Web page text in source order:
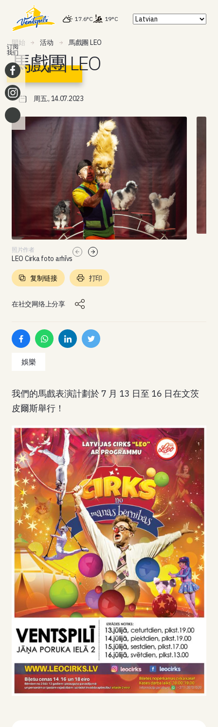
17.6°C 19°C
開始 活动 馬戲團 LEO
馬戲團 LEO
周五., 14.07.2023
照片作者
LEO Cirka foto arhīvs
在社交网络上分享
复制链接 打印
娛樂
我們的馬戲表演計劃於 7 月 13 日至 16 日在文茨
皮爾斯舉行！
订阅
我们